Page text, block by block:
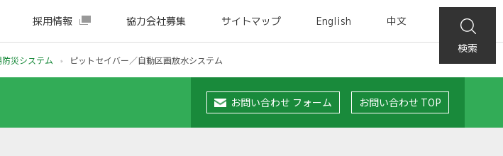
採用情報 協力会社募集 サイトマップ English
中文
検索
災システム ピットセイバー／自動区画放水システム
お問い合わせ フォーム お問い合わせ TOP